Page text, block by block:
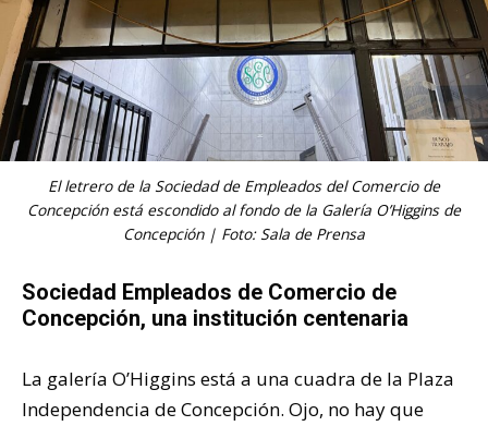
El letrero de la Sociedad de Empleados del Comercio de
Concepción está escondido al fondo de la Galería O’Higgins de
Concepción | Foto: Sala de Prensa
Sociedad Empleados de Comercio de
Concepción, una institución centenaria
La galería O’Higgins está a una cuadra de la Plaza
Independencia de Concepción. Ojo, no hay que